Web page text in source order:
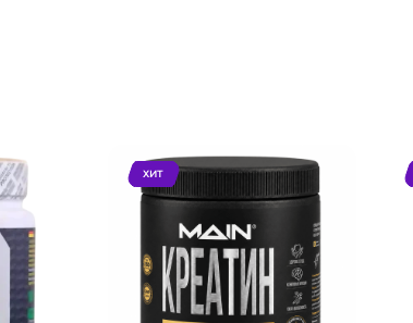
ХИТ